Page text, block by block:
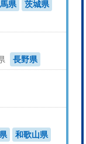
県
茨城県
長野県
和歌山県